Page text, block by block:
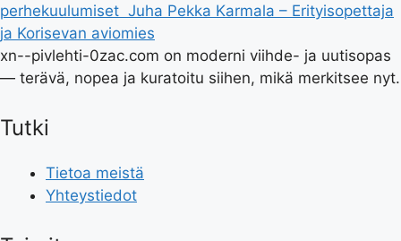
perhekuulumiset Juha Pekka Karmala – Erityisopettaja
ja Korisevan aviomies
xn--pivlehti-0zac.com on moderni viihde- ja uutisopas
— terävä, nopea ja kuratoitu siihen, mikä merkitsee nyt.
Tutki
Tietoa meistä
Yhteystiedot